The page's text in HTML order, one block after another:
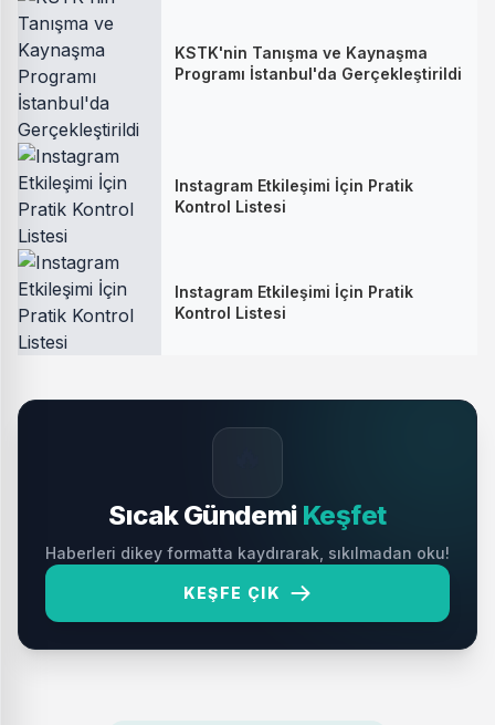
KSTK'nin Tanışma ve Kaynaşma
Programı İstanbul'da Gerçekleştirildi
Instagram Etkileşimi İçin Pratik
Kontrol Listesi
Instagram Etkileşimi İçin Pratik
Kontrol Listesi
Sıcak Gündemi Keşfet
Haberleri dikey formatta kaydırarak, sıkılmadan oku!
KEŞFE ÇIK